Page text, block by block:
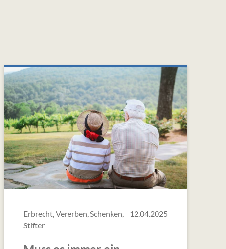
Erbrecht, Vererben, Schenken,
Stiften
12.04.2025